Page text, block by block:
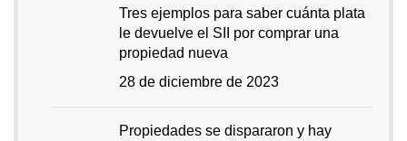
Tres ejemplos para saber cuánta plata
le devuelve el SII por comprar una
propiedad nueva
28 de diciembre de 2023
Propiedades se dispararon y hay